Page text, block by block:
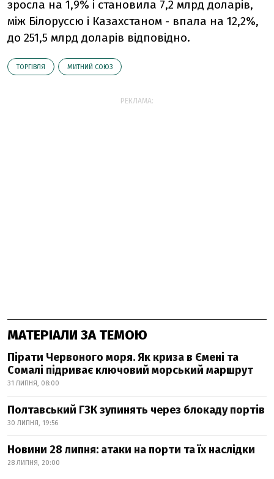
зросла на 1,9% і становила 7,2 млрд доларів,
між Білоруссю і Казахстаном - впала на 12,2%,
до 251,5 млрд доларів відповідно.
ТОРГІВЛЯ МИТНИЙ СОЮЗ
РЕКЛАМА:
МАТЕРІАЛИ ЗА ТЕМОЮ
Пірати Червоного моря. Як криза в Ємені та
Сомалі підриває ключовий морський маршрут
31 ЛИПНЯ, 08:00
Полтавський ГЗК зупинять через блокаду портів
30 ЛИПНЯ, 19:56
Новини 28 липня: атаки на порти та їх наслідки
28 ЛИПНЯ, 20:00